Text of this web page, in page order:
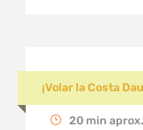
¡Volar la Costa
Flyboard
20 min aprox.